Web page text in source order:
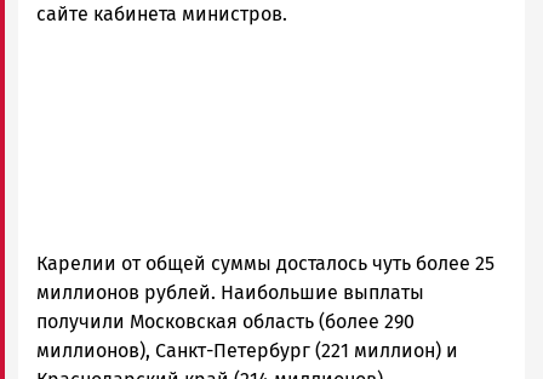
сайте кабинета министров.
Карелии от общей суммы досталось чуть более 25
миллионов рублей. Наибольшие выплаты
получили Московская область (более 290
миллионов), Санкт-Петербург (221 миллион) и